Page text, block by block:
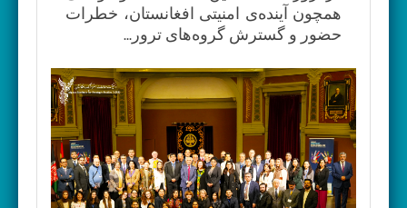
همچون آینده‌ی امنیتی افغانستان، خطرات
حضور و گسترش گروه‌های ترور...